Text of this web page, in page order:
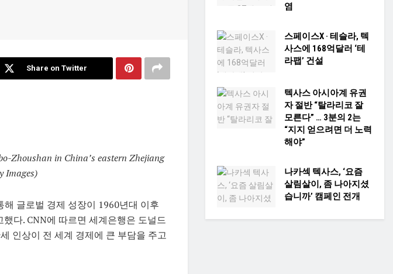
Share on Twitter
Zhoushan in China’s eastern Zhejiang
Images)
글로벌 경제 성장이 1960년대 이후
다. CNN에 따르면 세계은행은 도널드
인상이 전 세계 경제에 큰 부담을 주고
염
스페이스X · 테슬라, 텍
사스에 168억달러 ‘테
라팹’ 건설
텍사스 아시아계 유권
자 절반 “탈라리코 잘
모른다” … 3분의 2는
“지지 얻으려면 더 노력
해야”
나카섹 텍사스, ‘요즘
살림살이, 좀 나아지셨
습니까’ 캠페인 전개